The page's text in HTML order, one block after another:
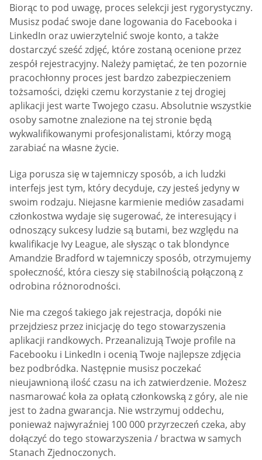
Biorąc to pod uwagę, proces selekcji jest rygorystyczny.
Musisz podać swoje dane logowania do Facebooka i
LinkedIn oraz uwierzytelnić swoje konto, a także
dostarczyć sześć zdjęć, które zostaną ocenione przez
zespół rejestracyjny. Należy pamiętać, że ten pozornie
pracochłonny proces jest bardzo zabezpieczeniem
tożsamości, dzięki czemu korzystanie z tej drogiej
aplikacji jest warte Twojego czasu. Absolutnie wszystkie
osoby samotne znalezione na tej stronie będą
wykwalifikowanymi profesjonalistami, którzy mogą
zarabiać na własne życie.
Liga porusza się w tajemniczy sposób, a ich ludzki
interfejs jest tym, który decyduje, czy jesteś jedyny w
swoim rodzaju. Niejasne karmienie mediów zasadami
członkostwa wydaje się sugerować, że interesujący i
odnoszący sukcesy ludzie są butami, bez względu na
kwalifikacje Ivy League, ale słysząc o tak blondynce
Amandzie Bradford w tajemniczy sposób, otrzymujemy
społeczność, która cieszy się stabilnością połączoną z
odrobina różnorodności.
Nie ma czegoś takiego jak rejestracja, dopóki nie
przejdziesz przez inicjację do tego stowarzyszenia
aplikacji randkowych. Przeanalizują Twoje profile na
Facebooku i LinkedIn i ocenią Twoje najlepsze zdjęcia
bez podbródka. Następnie musisz poczekać
nieujawnioną ilość czasu na ich zatwierdzenie. Możesz
nasmarować koła za opłatą członkowską z góry, ale nie
jest to żadna gwarancja. Nie wstrzymuj oddechu,
ponieważ najwyraźniej 100 000 przyrzeczeń czeka, aby
dołączyć do tego stowarzyszenia / bractwa w samych
Stanach Zjednoczonych.